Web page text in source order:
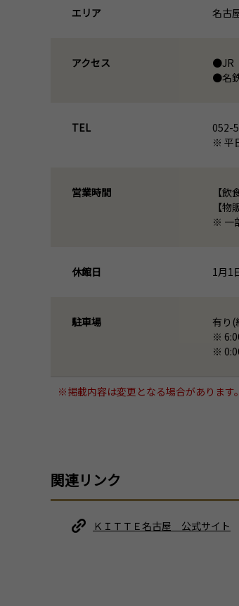
エリア 名古
アクセス
●JR
●名
TEL
052-
※ 平
営業時間
【
【
※ 一
休館日 1月1
駐車場
有り(
※
※
※掲載内容は変更となる場合があります
関連リンク
ＫＩＴＴＥ名古屋 公式サイト